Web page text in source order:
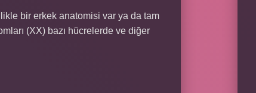
bir erkek anatomisi var ya da tam
(XX) bazı hücrelerde ve diğer